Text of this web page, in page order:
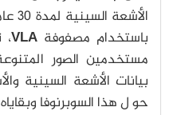
باستخدام مصفوفةVLA
مستخدمين الصور
بيانات الأشعة السينية
حو ل هذا السوبرنوفا